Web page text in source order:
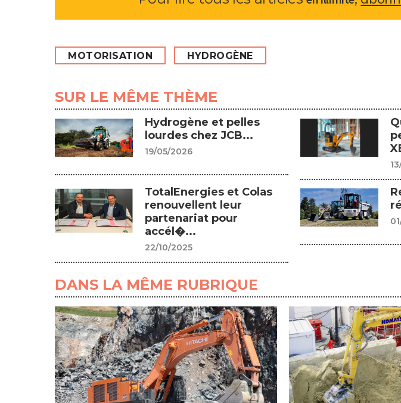
MOTORISATION HYDROGÈNE
SUR LE MÊME THÈME
Hydrogène et pelles
lourdes chez JCB...
19/05/2026
TotalEnergies et Colas
renouvellent leur
partenariat pour
accél�...
22/10/2025
DANS LA MÊME RUBRIQUE